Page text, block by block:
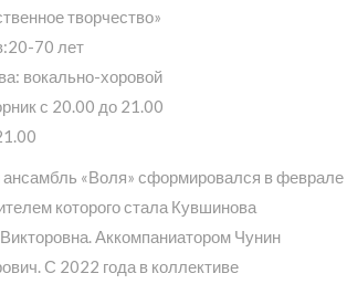
творчество»
70 лет
вокально-хоровой
с 20.00 до 21.00
ансамбль «Воля» сформировался в феврале
которого стала Кувшинова
Аккомпаниатором Чунин
С 2022 года в коллективе